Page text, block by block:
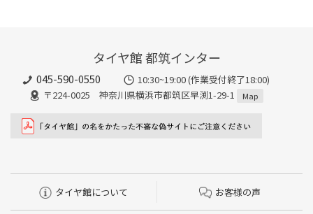
タイヤ館 都筑インター
045-590-0550
10:30~19:00 (作業受付終了18:00)
〒224-0025 神奈川県横浜市都筑区早渕1-29-1
Map
タイヤ館について お客様の声